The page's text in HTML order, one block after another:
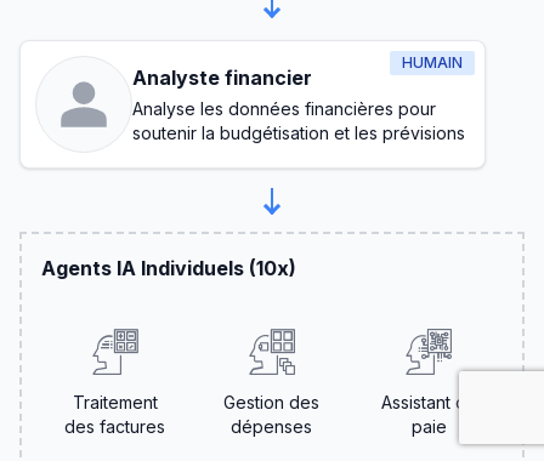
HUMAIN
Analyste financier
Analyse les données financières pour
soutenir la budgétisation et les prévisions
Agents IA Individuels (10x)
Traitement
des factures
Gestion des
dépenses
Assistant de
paie